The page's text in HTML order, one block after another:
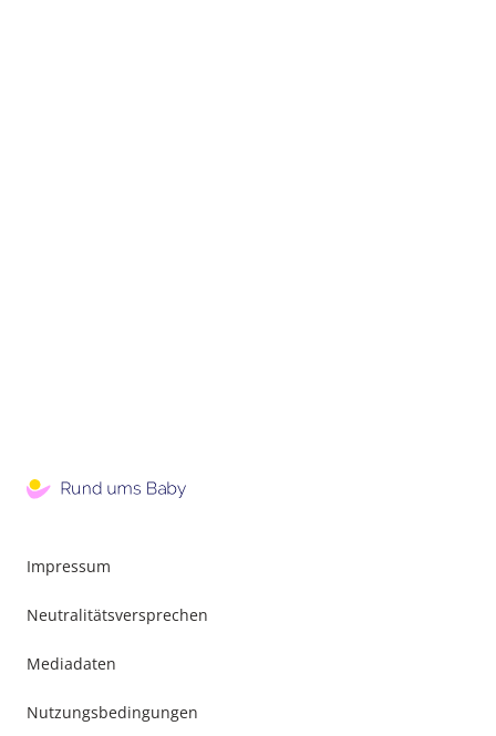
Impressum
Neutralitätsversprechen
Mediadaten
Nutzungsbedingungen